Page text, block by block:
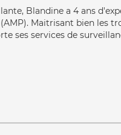
Blandine a 4 ans
Maitrisant bien les
ses services de